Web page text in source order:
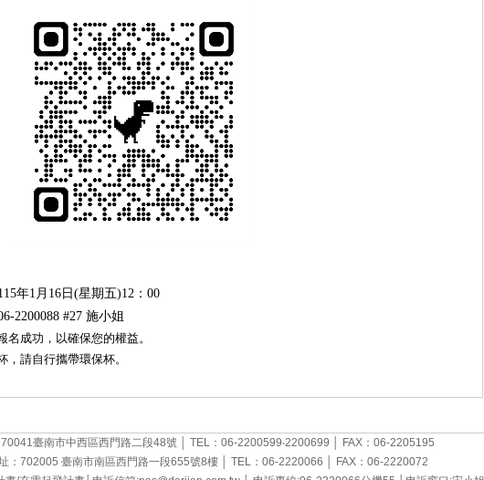
年1 月 16日(星期五)12 ： 00
2200088 #27 施小姐
成功，以確保您的權益。
，請自行攜帶環保杯。
臺南市中西區西門路二段48號 │ TEL：06-2200599‧2200699 │ FAX：06-2205195
：702005 臺南市南區西門路一段655號8樓 │ TEL：06-2220066 │ FAX：06-2220072